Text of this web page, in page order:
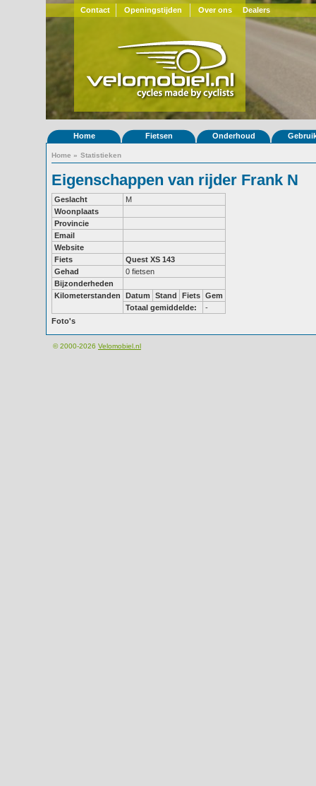
Contact Openingstijden Over ons Dealers
Home Fietsen Onderhoud
Home » Statistieken
Eigenschappen van rijder Frank N
Geslacht
M
Woonplaats
Provincie
Email
Website
Fiets
Quest XS 143
Gehad
0 fietsen
Bijzonderheden
Kilometerstanden
Datum Stand Fiets Gem
Totaal gemiddelde:
-
Foto's
© 2000-2026 Velomobiel.nl